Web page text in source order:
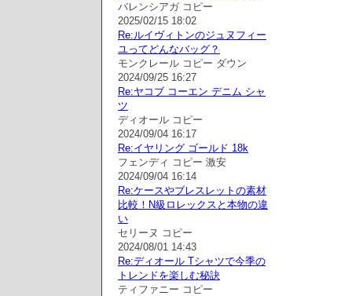
バレンシアガ コピー
2025/02/15 18:02
Re:ルイヴィトンのジュヌフィー
ユってどんなバッグ？
モンクレール コピー ダウン
2024/09/25 16:27
Re:ヤコブ コーエン デニム シャ
ツ
ディオール コピー
2024/09/04 16:17
Re:イヤリング ゴールド 18k
フェンディ コピー 激安
2024/09/04 16:14
Re:ケースやブレスレットの素材
比較！N級ロレックスと本物の違
い
セリーヌ コピー
2024/08/01 14:43
Re:ディオール Tシャツで今季の
トレンドを楽しむ秘訣
ティファニー コピー